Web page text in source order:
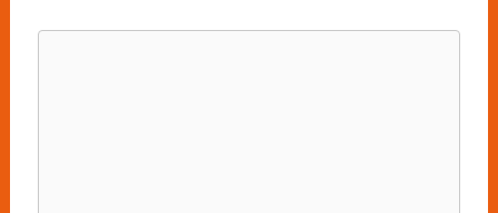
unser Miteinander, die Vielfalt der Menschheit und die